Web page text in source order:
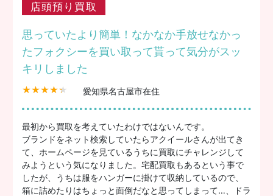
店頭預り買取
思っていたより簡単！なかなか手放せなかっ
たフォクシーを買い取って貰って気分がスッ
キリしました
愛知県名古屋市在住
最初から買取を考えていたわけではないんです。
ブランドをネット検索していたらアクイールさんが出てき
て、ホームページを見ているうちに買取にチャレンジして
みようという気になりました。宅配買取もあるという事で
したが、うちは服をハンガーに掛けて収納しているので、
箱に詰めたりはちょっと面倒だなと思ってしまって…、ドラ